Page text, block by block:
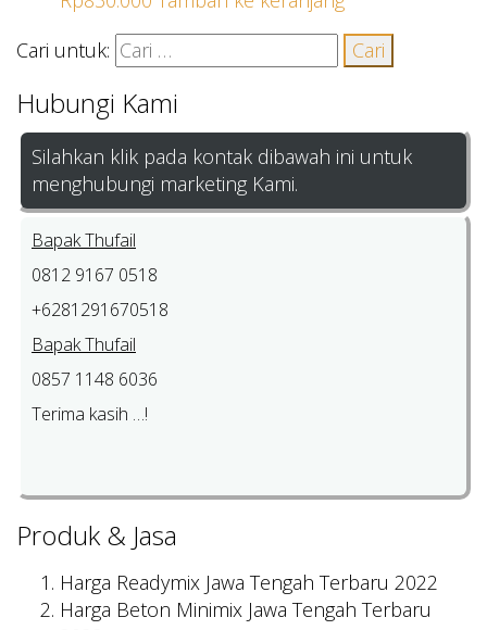
Cari untuk:
Hubungi Kami
Silahkan klik pada kontak dibawah ini untuk
menghubungi marketing Kami.
Bapak Thufail
0812 9167 0518
+6281291670518
Bapak Thufail
0857 1148 6036
Terima kasih …!
Produk & Jasa
Harga Readymix Jawa Tengah Terbaru 2022
Harga Beton Minimix Jawa Tengah Terbaru